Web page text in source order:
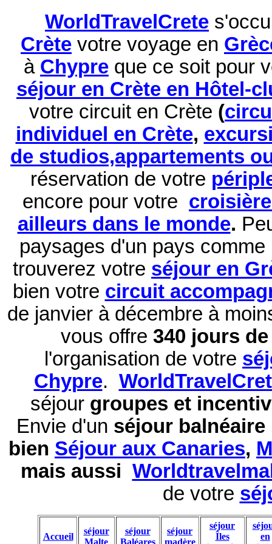
WorldTravelCrete
Crète votre voyage en
à Chypre que ce soit pour
séjour en Crète en Hôtel-
votre circuit en Crète (
individuel en Crète,
de studios,appartements
réservation de votre
encore pour votre
ailleurs dans le monde.
paysages d'un pays
trouverez votre séjour en
bien votre circuit
de janvier à décembre à
vous offre 340 jours
l'organisation de votre
Chypre.
séjour groupes et
Envie d'un séjour balnéaire
bien Séjour aux Canaries,
mais aussi
de votre
Accueil
séjour
séjour
séjour
séjour
Îles
en